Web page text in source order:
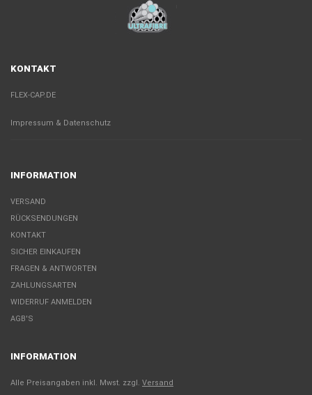
KONTAKT
FLEX-CAP.DE
Impressum & Datenschutz
INFORMATION
VERSAND
RÜCKSENDUNGEN
KONTAKT
SICHER EINKAUFEN
FRAGEN & ANTWORTEN
ZAHLUNGSARTEN
WIDERRUF ANMELDEN
AGB'S
INFORMATION
Alle Preisangaben inkl. Mwst. zzgl. Versand